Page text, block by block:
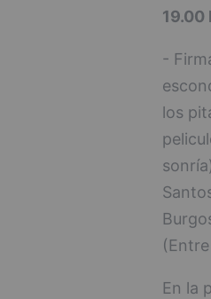
19.00
-
los
En la